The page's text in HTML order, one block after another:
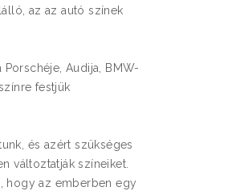
az az autó színek
Audija, BMW-
festjük
és azért szükséges
változtatják színeiket.
hogy az emberben egy